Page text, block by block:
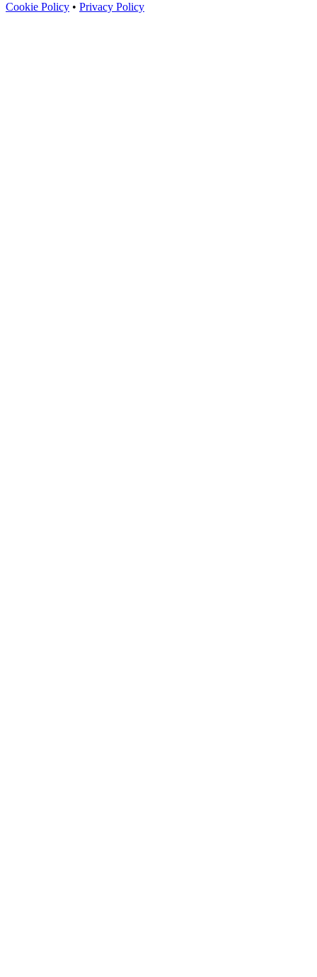
Cookie Policy • Privacy Policy